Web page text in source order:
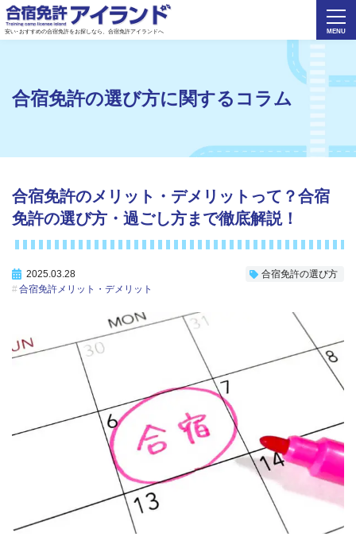
安い･おすすめの合宿免許をお探しなら、合宿免許アイランドへ
合宿免許の選び方に関するコラム
合宿免許のメリット・デメリットって？合宿
免許の選び方・過ごし方まで徹底解説！
2025.03.28
合宿免許の選び方
合宿免許メリット・デメリット